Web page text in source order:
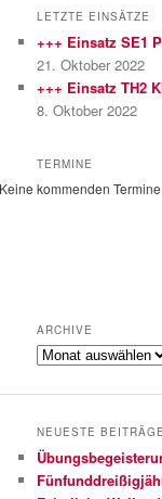
h
n
LETZTE EINSÄTZE
+++ Einsatz SE1
21. Oktober 2022
+++ Einsatz TH2
8. Oktober 2022
TERMINE
Keine kommenden
ARCHIVE
Archive
NEUESTE BEITRÄGE